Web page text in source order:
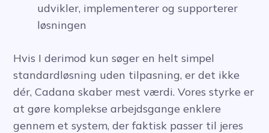
udvikler, implementerer og supporterer
løsningen
Hvis I derimod kun søger en helt simpel
standardløsning uden tilpasning, er det ikke
dér, Cadana skaber mest værdi. Vores styrke er
at gøre komplekse arbejdsgange enklere
gennem et system, der faktisk passer til jeres